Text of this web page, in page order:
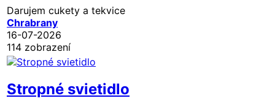
Darujem cukety a tekvice
Chrabrany
16-07-2026
114 zobrazení
Stropné svietidlo